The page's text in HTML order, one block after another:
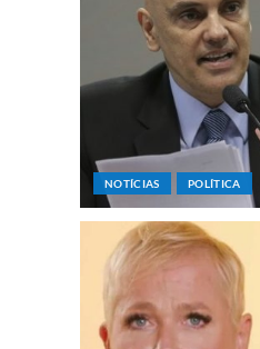
NOTÍCIAS POLÍTICA